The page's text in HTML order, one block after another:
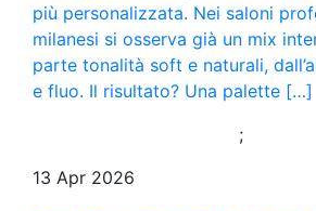
più personalizzata. Nei saloni
milanesi si osserva già un mix
parte tonalità soft e naturali,
e fluo. Il risultato? Una palette […]
;
13 Apr 2026